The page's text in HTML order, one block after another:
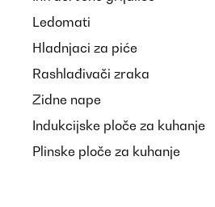
Utilisateur d'Amazon
Set de couteaux grande
surtout l'essentiel, ils
Ledomati
Hladnjaci za piće
Rashlađivači zraka
Zidne nape
Indukcijske ploče za kuhanje
Plinske ploče za kuhanje